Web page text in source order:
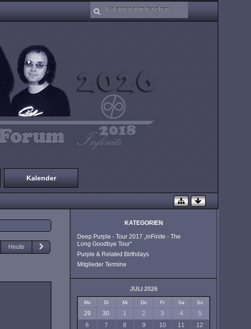
Kalender
Heute
KATEGORIEN
Deep Purple - Tour 2017 „inFinite - The
Long Goodbye Tour“
Purple & Related Birthdays
Mitglieder Termine
JULI 2026
Mo Di Mi Do Fr Sa So
29 30 1 2 3 4
5
6
7 8 9 10 11
12